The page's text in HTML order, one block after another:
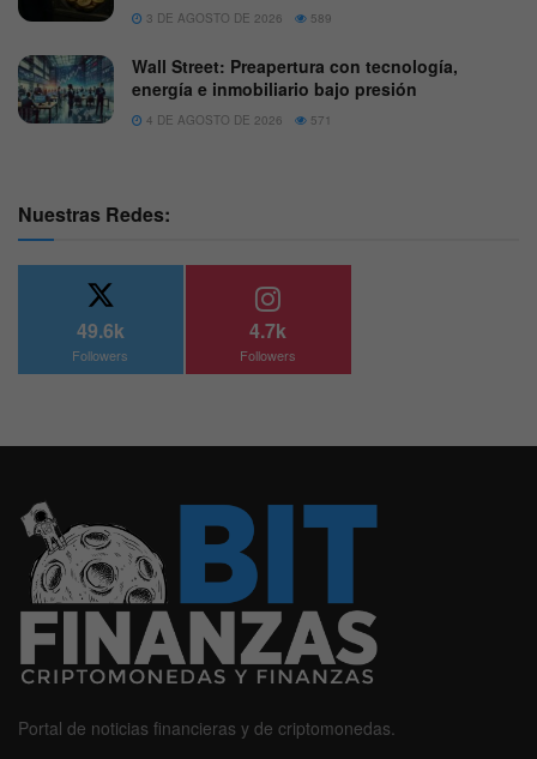
3 DE AGOSTO DE 2026 589
Wall Street: Preapertura con tecnología,
energía e inmobiliario bajo presión
4 DE AGOSTO DE 2026 571
Nuestras Redes:
49.6k
Followers
4.7k
Followers
Portal de noticias financieras y de criptomonedas.